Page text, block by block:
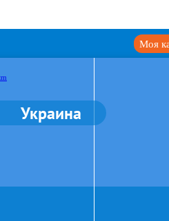
Моя
Украина